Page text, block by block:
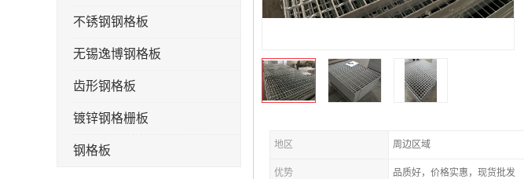
不锈钢钢格板
无锡逸博钢格板
齿形钢格板
镀锌钢格栅板
钢格板 地区 周边区域
优势 品质好，价格实惠，现货批发